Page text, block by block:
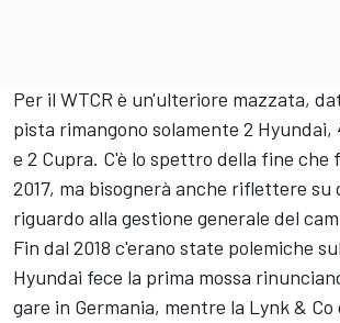
Per il WTCR è un'ulteriore mazzata,
pista rimangono solamente 2 Hyundai,
e 2 Cupra. C'è lo spettro della fine che
2017, ma bisognerà anche riflettere su
riguardo alla gestione generale del
Fin dal 2018 c'erano state polemiche
Hyundai fece la prima mossa
gare in Germania, mentre la Lynk & Co